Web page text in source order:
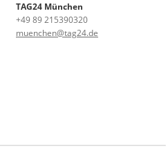
TAG24 München
+49 89 215390320
muenchen@tag24.de